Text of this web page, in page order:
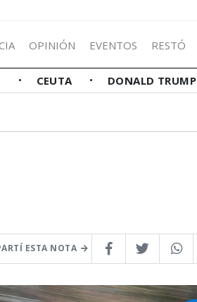
OPINIÓN EVENTOS RESTÓ
CEUTA DONALD TRUMP
ESTA NOTA